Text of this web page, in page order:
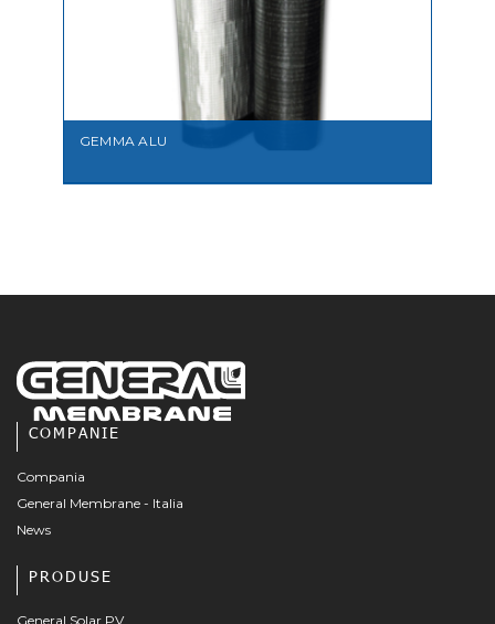
MAI MULT
GEMMA ALU
COMPANIE
Compania
General Membrane - Italia
News
PRODUSE
General Solar PV